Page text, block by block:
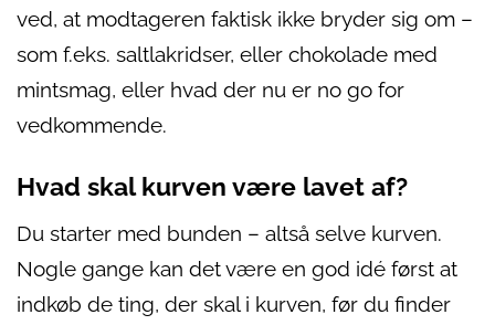
ved, at modtageren faktisk ikke bryder sig om –
som f.eks. saltlakridser, eller chokolade med
mintsmag, eller hvad der nu er no go for
vedkommende.
Hvad skal kurven være lavet af?
Du starter med bunden – altså selve kurven.
Nogle gange kan det være en god idé først at
indkøb de ting, der skal i kurven, før du finder